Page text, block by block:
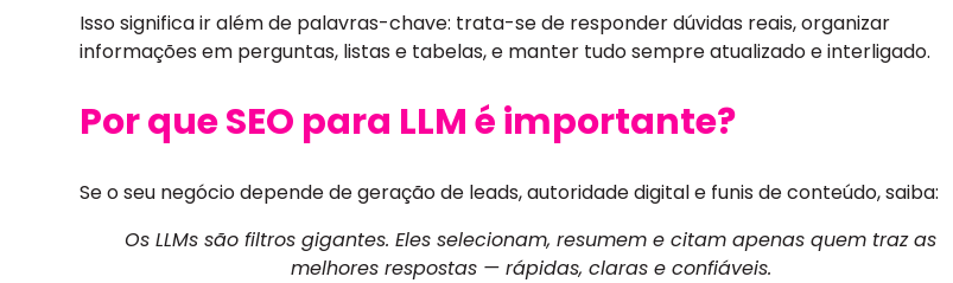
Isso significa ir além de palavras-chave: trata-se de responder dúvidas reais, organizar
informações em perguntas, listas e tabelas, e manter tudo sempre atualizado e interligado.
Por que SEO para LLM é importante?
Se o seu negócio depende de geração de leads, autoridade digital e funis de conteúdo, saiba:
Os LLMs são filtros gigantes. Eles selecionam, resumem e citam apenas quem traz as
melhores respostas — rápidas, claras e confiáveis.